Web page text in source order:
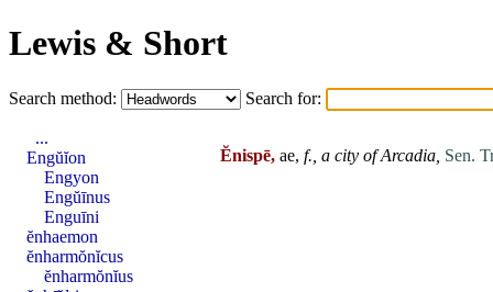
Lewis & Short
Search method: Search for:
Ĕnispē, ae, f., a city ofArcadia Sen.
...
Engŭĭon
Engyon
Engŭīnus
Enguīni
ĕnhaemon
ĕnharmŏnĭcus
ĕnharmŏnĭus